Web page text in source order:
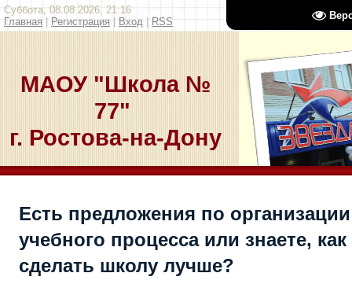
Суббота, 08.08.2026, 21:16
Главная
Регистрация Вход RSS
МАОУ "Школа №
77"
г. Ростова-на-Дону
Есть предложения по организации
учебного процесса или знаете, как
сделать школу лучше?